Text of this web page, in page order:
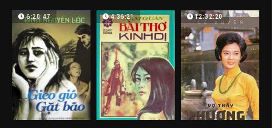
6:20:47 4:36:21 12:32:20